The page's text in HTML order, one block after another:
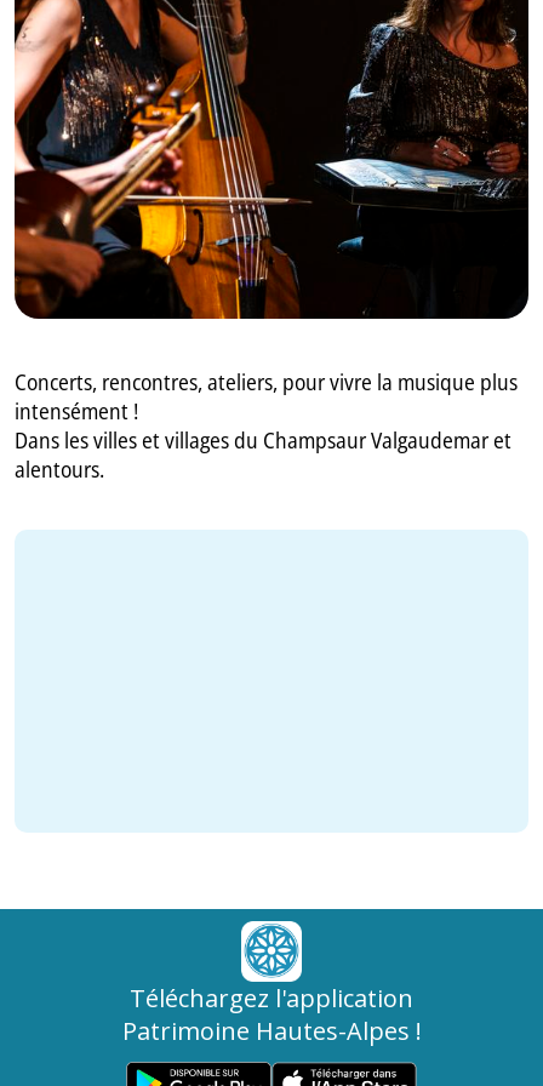
GB
IT
Concerts, rencontres, ateliers, pour vivre la musique plus
intensément !
Dans les villes et villages du Champsaur Valgaudemar et
alentours.
Téléchargez l'application
Patrimoine Hautes-Alpes !